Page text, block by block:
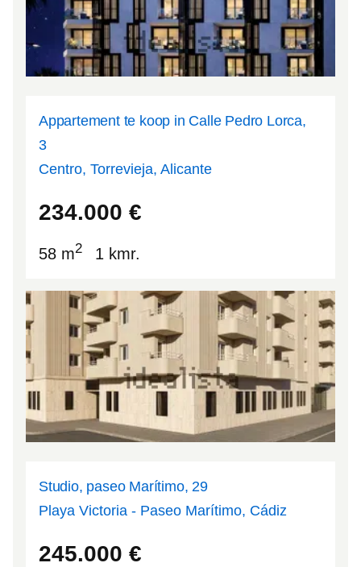
Appartement te koop in Calle Pedro Lorca,
3
Centro, Torrevieja, Alicante
234.000 €
58 m2 1 kmr.
Studio, paseo Marítimo, 29
Playa Victoria - Paseo Marítimo, Cádiz
245.000 €